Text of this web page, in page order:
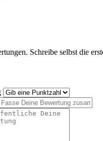
Schreibe selbst die